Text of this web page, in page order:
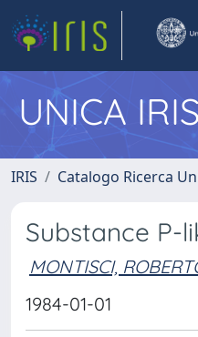
UNICA
IRIS Catalogo Ricerca
Substance P-
MONTISCI,
1984-01-01